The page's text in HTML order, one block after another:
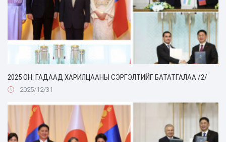
2025 ОН: ГАДААД ХАРИЛЦААНЫ СЭРГЭЛТИЙГ БАТАТГАЛАА /2/
2025/12/31